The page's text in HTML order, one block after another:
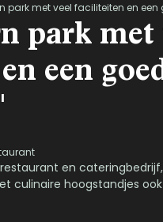
Zoeken
Park bezichtigen
Kopen
Stalling
De ideale
Ervaringen
Een greep uit
park met veel faciliteiten en
park met
een
en cateringbedrijf,
culinaire hoogstandjes